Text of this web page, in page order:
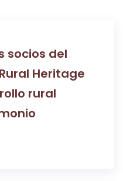
socios del
Heritage
rural